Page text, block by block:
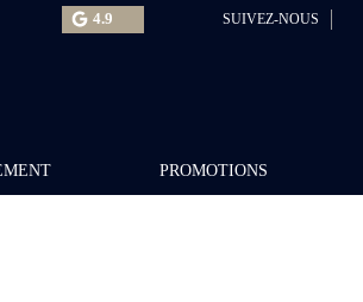
4.9 SUIVEZ-NOUS
PROMOTIONS